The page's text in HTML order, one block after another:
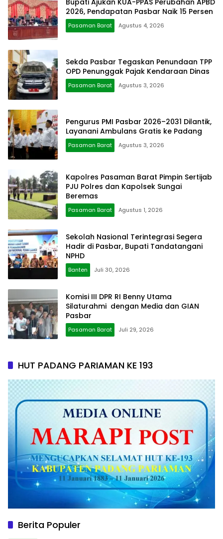
Bupati Ajukan KUA-PPAS Perubahan APBD
2026, Pendapatan Pasbar Naik 15 Persen
Pasaman Barat Agustus 4, 2026
Sekda Pasbar Tegaskan Penundaan TPP
OPD Penunggak Pajak Kendaraan Dinas
Pasaman Barat Agustus 3, 2026
Pengurus PMI Pasbar 2026–2031 Dilantik,
Layanani Ambulans Gratis ke Padang
Pasaman Barat Agustus 3, 2026
Kapolres Pasaman Barat Pimpin Sertijab
PJU Polres dan Kapolsek Sungai
Beremas
Pasaman Barat Agustus 1, 2026
Sekolah Nasional Terintegrasi Segera
Hadir di Pasbar, Bupati Tandatangani
NPHD
Banten Juli 30, 2026
Komisi III DPR RI Benny Utama
Silaturahmi dengan Media dan GIAN
Pasbar
Pasaman Barat Juli 29, 2026
HUT PADANG PARIAMAN KE 193
Berita Populer